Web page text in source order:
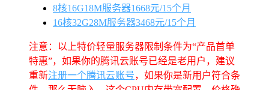
8核16G18M服务器1668元/15个月
16核32G28M服务器3468元/15个月
注意：以上特价轻量服务器限制条件为“产品首单
特惠”，如果你的腾讯云账号已经是老用户，建议
重新注册一个腾讯云账号，如果你是新用户符合条